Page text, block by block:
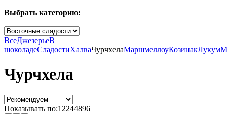
Выбрать категорию:
ВсеДжезерьеВ
шоколадеСладостиХалваЧурчхелаМаршмеллоуКозинакЛукум
Чурчхела
Показывать по:12244896